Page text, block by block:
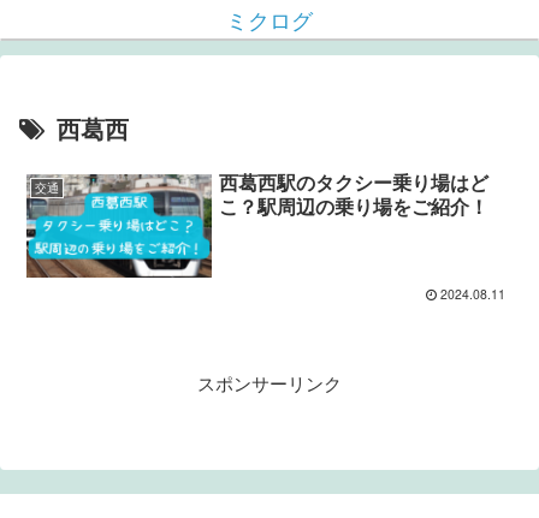
ミクログ
西葛西
交通
西葛西駅のタクシー乗り場はど
こ？駅周辺の乗り場をご紹介！
2024.08.11
スポンサーリンク